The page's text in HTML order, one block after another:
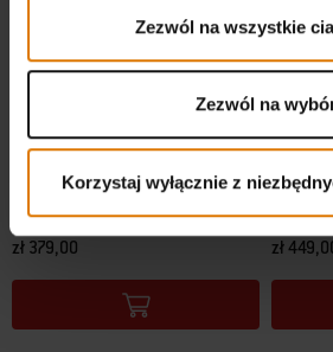
Zezwól na wszystkie
Zezwól na
Korzystaj wyłącznie z
Składany stolik przedni
Searwood®
4.8 (28)
zł 379,00
Color Options
zł
Color